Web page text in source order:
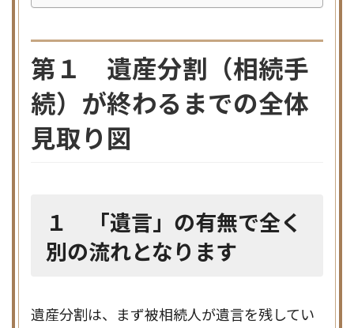
第１ 遺産分割（相続手
続）が終わるまでの全体
見取り図
１ 「遺言」の有無で全く
別の流れとなります
遺産分割は、まず被相続人が遺言を残してい